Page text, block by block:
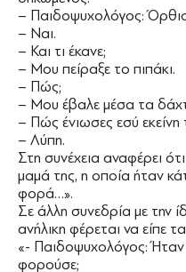
– Παιδοψυχολόγος:
– Ναι.
– Και τι έκανε;
– Μου πείραξε το πιπάκι.
– Πώς;
– Μου έβαλε μέσα τα
– Πώς ένιωσες εσύ εκείνη
– Λύπη.
Στη συνέχεια αναφέρει
μαμά της, η οποία ήταν
φορά…».
Σε άλλη συνεδρία με την
ανήλικη φέρεται να είπε
«- Παιδοψυχολόγος:
φορούσε;